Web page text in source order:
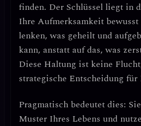
finden. Der Schlüssel liegt in
Ihre Aufmerksamkeit bewusst
lenken, was geheilt und
kann, anstatt auf das, was
Diese Haltung ist keine
strategische Entscheidung für
Pragmatisch bedeutet dies:
Muster Ihres Lebens und